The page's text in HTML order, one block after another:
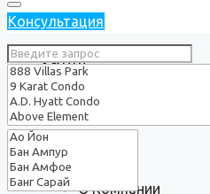
Услуги
О нас
О Компании
Консультация